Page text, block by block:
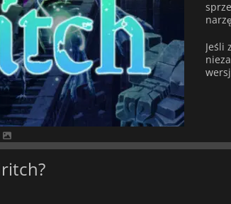
Jeśli